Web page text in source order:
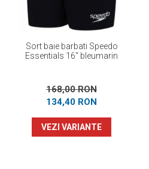
Sort baie barbati Speedo
Essentials 16" bleumarin
168,00 RON
134,40 RON
VEZI VARIANTE